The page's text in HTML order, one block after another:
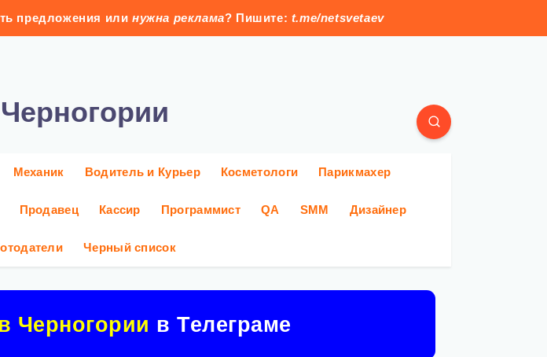
предложения или нужна реклама? Пишите: t.me/netsvetaev
Черногории
Механик Водитель и Курьер Косметологи Парикмахер
Продавец Кассир Программист QA SMM Дизайнер
Черный список
Черногории в Телеграме